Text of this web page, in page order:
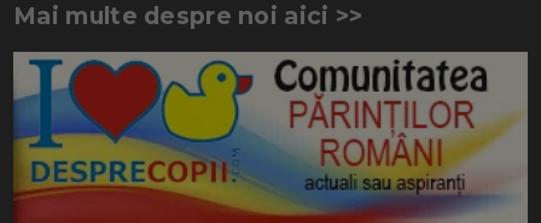
Mai multe despre noi aici >>